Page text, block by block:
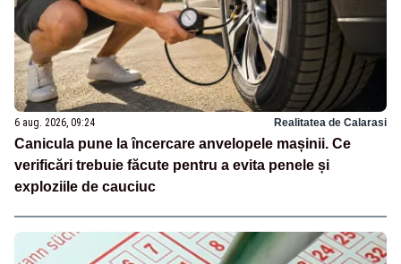
6 aug. 2026, 09:24 Realitatea de Calarasi
Canicula pune la încercare anvelopele mașinii. Ce
verificări trebuie făcute pentru a evita penele și
exploziile de cauciuc